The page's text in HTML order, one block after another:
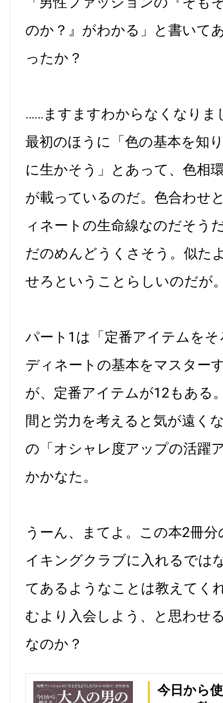
のか？』がわかる」と書いて
ったか？
……ますますわからなくなりま
最初のほうに「色の基本を知
に生かそう」とあって、色相
が載っているのだ。色合わせ
ィネートの生命線なのだそう
だのめんどうくさそう。似た
せろということらしいのだが
パート1は「定番アイテムを
ディネートの基本をマスター
が、定番アイテムが12もある
間と労力を考えると気が遠く
の「オシャレ度アップの活躍
かかなた。
うーん、まてよ。この本2冊
イキングクラブに入れるでは
てあるようなことは教えてく
むより入会しよう、と思わせ
なのか？
今日から